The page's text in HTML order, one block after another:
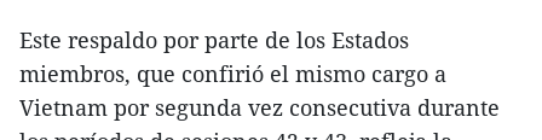
Este respaldo por parte de los Estados
miembros, que confirió el mismo cargo a
Vietnam por segunda vez consecutiva durante